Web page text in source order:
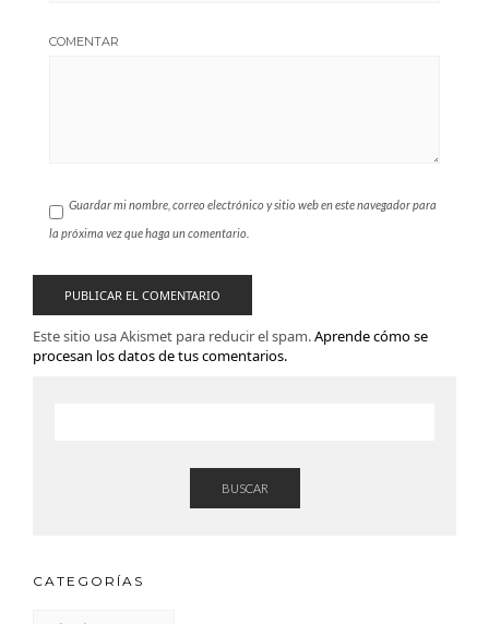
COMENTAR
Guardar mi nombre, correo electrónico y sitio web en este navegador para
la próxima vez que haga un comentario.
Este sitio usa Akismet para reducir el spam.Aprende cómo se
procesan los datos de tus comentarios.
BUSCAR
CATEGORÍAS